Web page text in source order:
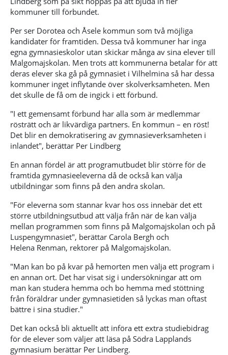
kommuner till förbundet.
Per ser Dorotea och Åsele kommun som två möjliga
kandidater för framtiden. Dessa två kommuner har inga
egna gymnasieskolor utan skickar många av sina elever till
Malgomajskolan. Men trots att kommunerna betalar för att
deras elever ska gå på gymnasiet i Vilhelmina så har dessa
kommuner inget inflytande över skolverksamheten. Men
det skulle de få om de ingick i ett förbund.
"I ett gemensamt förbund har alla som är medlemmar
rösträtt och är likvärdiga partners. En kommun – en röst!
Det blir en demokratisering av gymnasieverksamheten i
inlandet", berättar Per Lindberg
En annan fördel är att programutbudet blir större för de
framtida gymnasieeleverna då de också kan välja
utbildningar som finns på den andra skolan.
"För eleverna som stannar kvar hos oss innebär det ett
större utbildningsutbud att välja från när de kan välja
mellan programmen som finns på Malgomajskolan och på
Luspengymnasiet", berättar Carola Bergh och
Helena Renman, rektorer på Malgomajskolan.
"Man kan bo på kvar på hemorten men välja ett program i
en annan ort. Det har visat sig i undersökningar att om
man kan studera hemma och bo hemma med stöttning
från föräldrar under gymnasietiden så lyckas man oftast
bättre i sina studier."
Det kan också bli aktuellt att införa ett extra studiebidrag
för de elever som väljer att läsa på Södra Lapplands
gymnasium berättar Per Lindberg.